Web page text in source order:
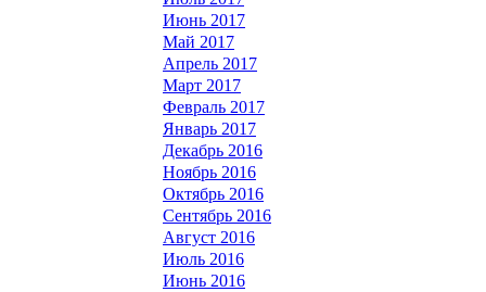
Июнь 2017
Май 2017
Апрель 2017
Март 2017
Февраль 2017
Январь 2017
Декабрь 2016
Ноябрь 2016
Октябрь 2016
Сентябрь 2016
Август 2016
Июль 2016
Июнь 2016